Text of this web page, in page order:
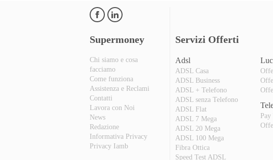
Supermoney
Chi siamo e cosa
facciamo
Come funziona
Assistenza e Reclami
Contatti
Lavora con Noi
News
Redazione
Informativa Privacy
Privacy Iamb
Servizi Offerti
Adsl
ADSL Casa
ADSL Business
ADSL + Telefono
ADSL senza Telefono
ADSL Flat
ADSL 7 Mega
ADSL 20 Mega
ADSL 100 Mega
Fibra Ottica
Speed Test ADSL